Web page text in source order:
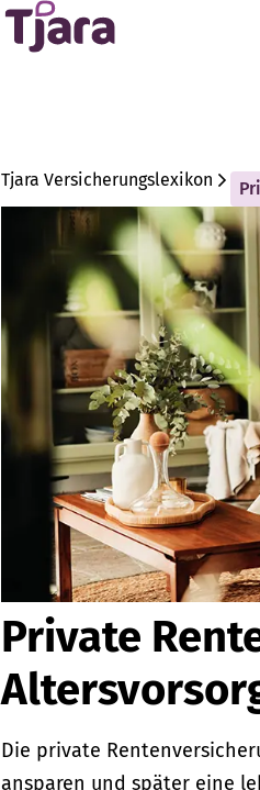
Tjara Versicherungslexikon
Private
Die private
ansparen und später eine